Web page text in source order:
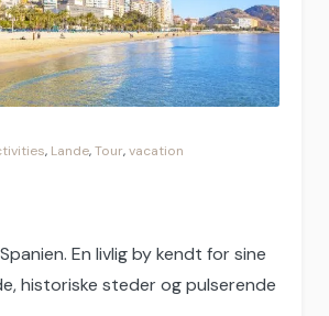
, Lande,Tour,vacation
En livlig by kendt for sine
historiske steder og pulserende